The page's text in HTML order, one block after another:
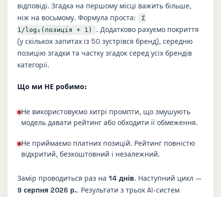
відповіді. Згадка на першому місці важить більше,
ніж на восьмому. Формула проста:
Σ
1/log₂(позиція + 1)
. Додатково рахуємо покриття
(у скількох запитах із 50 зустрівся бренд), середню
позицію згадки та частку згадок серед усіх брендів
категорії.
Що ми НЕ робимо:
Не використовуємо хитрі промпти, що змушують
модель давати рейтинг або обходити її обмеження.
Не приймаємо платних позицій. Рейтинг повністю
відкритий, безкоштовний і незалежний.
Замір проводиться раз на 14 днів. Наступний цикл —
9 серпня 2026 р.. Результати з трьох AI-систем